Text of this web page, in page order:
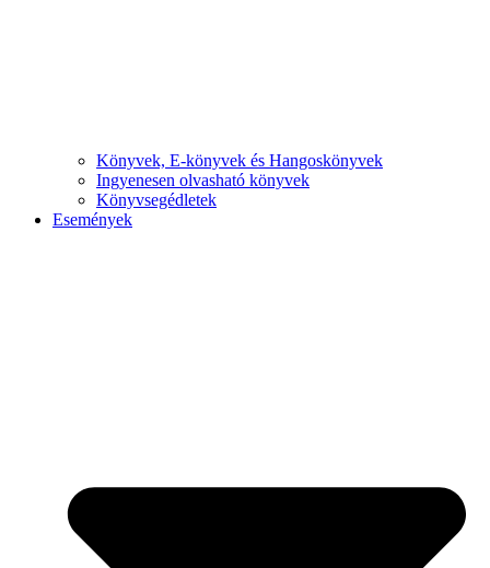
Könyvek, E-könyvek és Hangoskönyvek
Ingyenesen olvasható könyvek
Könyvsegédletek
Események